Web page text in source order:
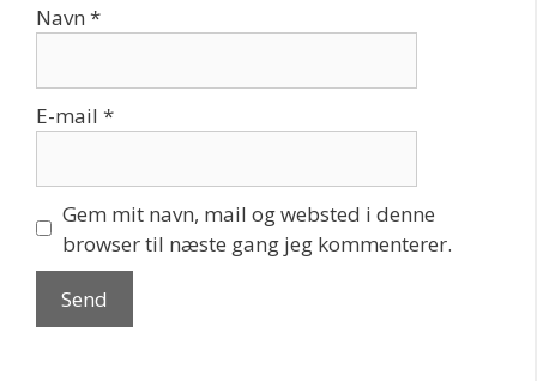
Navn *
E-mail *
Gem mit navn, mail og websted i denne
browser til næste gang jeg kommenterer.